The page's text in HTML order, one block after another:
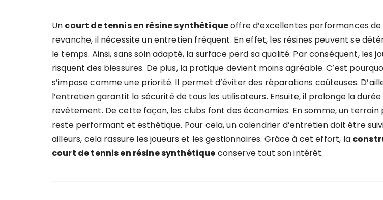
Un court de tennis en résine synthétiqueoffre d’excellentes performances de
revanche, il nécessite un entretien fréquent. En effet, les résines peuvent se
le temps. Ainsi, sans soin adapté, la surface perd sa qualité. Par conséquent, les
risquent des blessures. De plus, la pratique devient moins agréable. C’est
s’impose comme une priorité. Il permet d’éviter des réparations coûteuses.
l’entretien garantit la sécurité de tous les utilisateurs. Ensuite, il prolonge la durée
revêtement. De cette façon, les clubs font des économies. En somme, un
reste performant et esthétique. Pour cela, un calendrier d’entretien doit être
ailleurs, cela rassure les joueurs et les gestionnaires. Grâce à cet effort, la
court de tennis en résine synthétique conserve tout son intérêt.